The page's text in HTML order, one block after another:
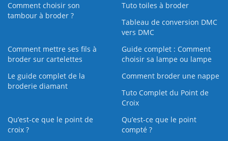
Comment choisir son
tambour à broder ?
Tuto toiles à broder
Tableau de conversion DMC
vers DMC
Comment mettre ses fils à
broder sur cartelettes
Guide complet : Comment
choisir sa lampe ou lampe
Le guide complet de la
broderie diamant
Comment broder une nappe
Tuto Complet du Point de
Croix
Qu’est-ce que le point de
croix ?
Qu’est-ce que le point
compté ?